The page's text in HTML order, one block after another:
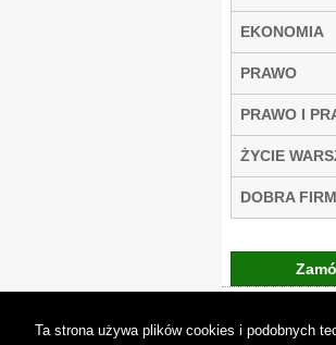
EKONOMIA
PRAWO
PRAWO I
ŻYCIE
DOBRA
Ta strona używa plików cookies i podobnych